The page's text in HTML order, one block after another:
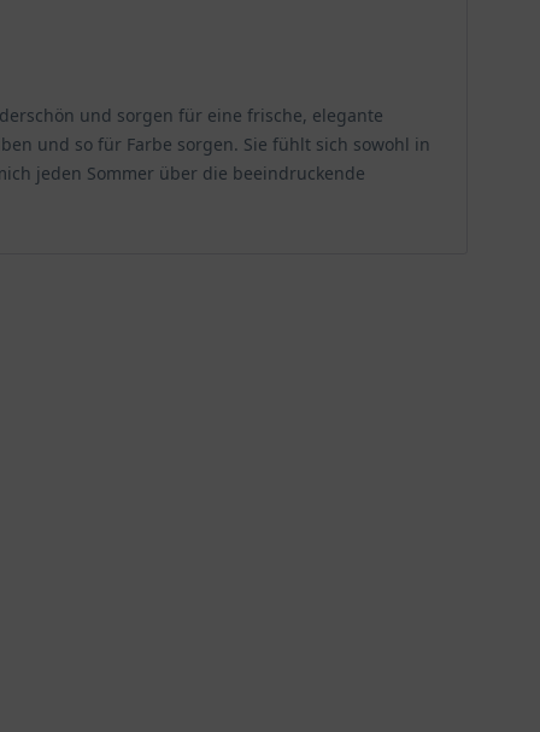
und sorgen für eine frische, elegante
und so für Farbe sorgen. Sie fühlt sich sowohl in
jeden Sommer über die beeindruckende